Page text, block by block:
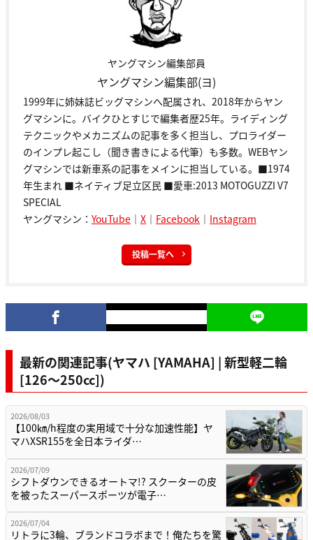
ヤングマシン編集部員
ヤングマシン編集部(ヨ)
1999年に姉妹誌ビッグマシンへ配属され、2018年からヤン
グマシンに。バイクひとすじで編集者歴25年。ライディング
テクニックやメカニズムの記事を多く担当し、プロライダー
のインプレ起こし（聞き書きによる代筆）も多数。WEBヤン
グマシンでは新車系の記事をメインに担当している。■1974
年生まれ ■ネイティブ足立区民 ■愛車:2013 MOTOGUZZI V7
SPECIAL
ヤングマシン： YouTube ｜ X ｜ Facebook ｜ Instagram
投稿一覧へ
最新の関連記事(ヤマハ [YAMAHA] | 新型軽二輪
[126〜250cc])
2026/08/03
【100㎞/h程度の実用域で十分な加速性能】ヤ
マハXSR155を全日本ライダ…
2026/07/09
シフトダウンできるオートマ!? スクーターの皮
を被ったスーパースポーツが電子…
2026/07/04
リトラに3輪、ブランドコラボまで！俺たちを驚